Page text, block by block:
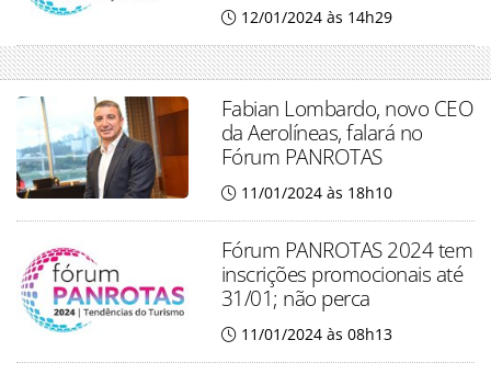
12/01/2024 às 14h29
Fabian Lombardo, novo CEO
da Aerolíneas, falará no
Fórum PANROTAS
11/01/2024 às 18h10
Fórum PANROTAS 2024 tem
inscrições promocionais até
31/01; não perca
11/01/2024 às 08h13